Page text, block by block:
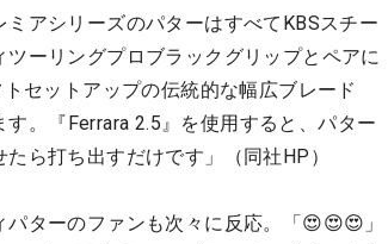
アシリーズのパターはすべてKBSスチー
ーリングプロブラックグリップとペアに
セットアップの伝統的な幅広ブレード
。『Ferrara 2.5』を使用すると、パター
ら打ち出すだけです」（同社HP）
ターのファンも次々に反応。「😍😍😍」